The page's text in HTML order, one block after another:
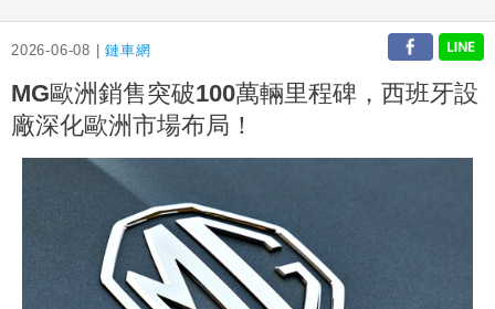
2026-06-08 |鏈車網
MG歐洲銷售突破100萬輛里程碑，西班牙設
廠深化歐洲市場布局！